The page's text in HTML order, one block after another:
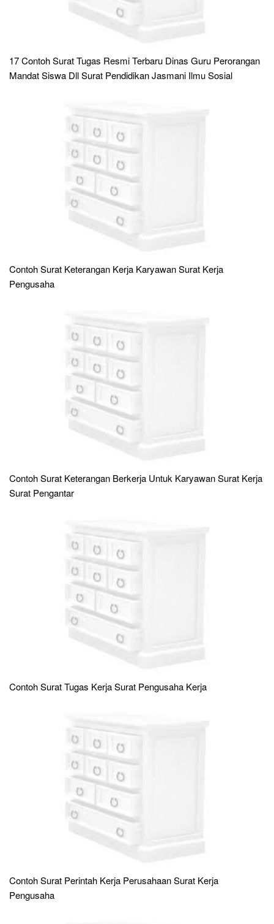
17 Contoh Surat Tugas Resmi Terbaru Dinas Guru Perorangan
Mandat Siswa Dll Surat Pendidikan Jasmani Ilmu Sosial
Contoh Surat Keterangan Kerja Karyawan Surat Kerja
Pengusaha
Contoh Surat Keterangan Berkerja Untuk Karyawan Surat Kerja
Surat Pengantar
Contoh Surat Tugas Kerja Surat Pengusaha Kerja
Contoh Surat Perintah Kerja Perusahaan Surat Kerja
Pengusaha